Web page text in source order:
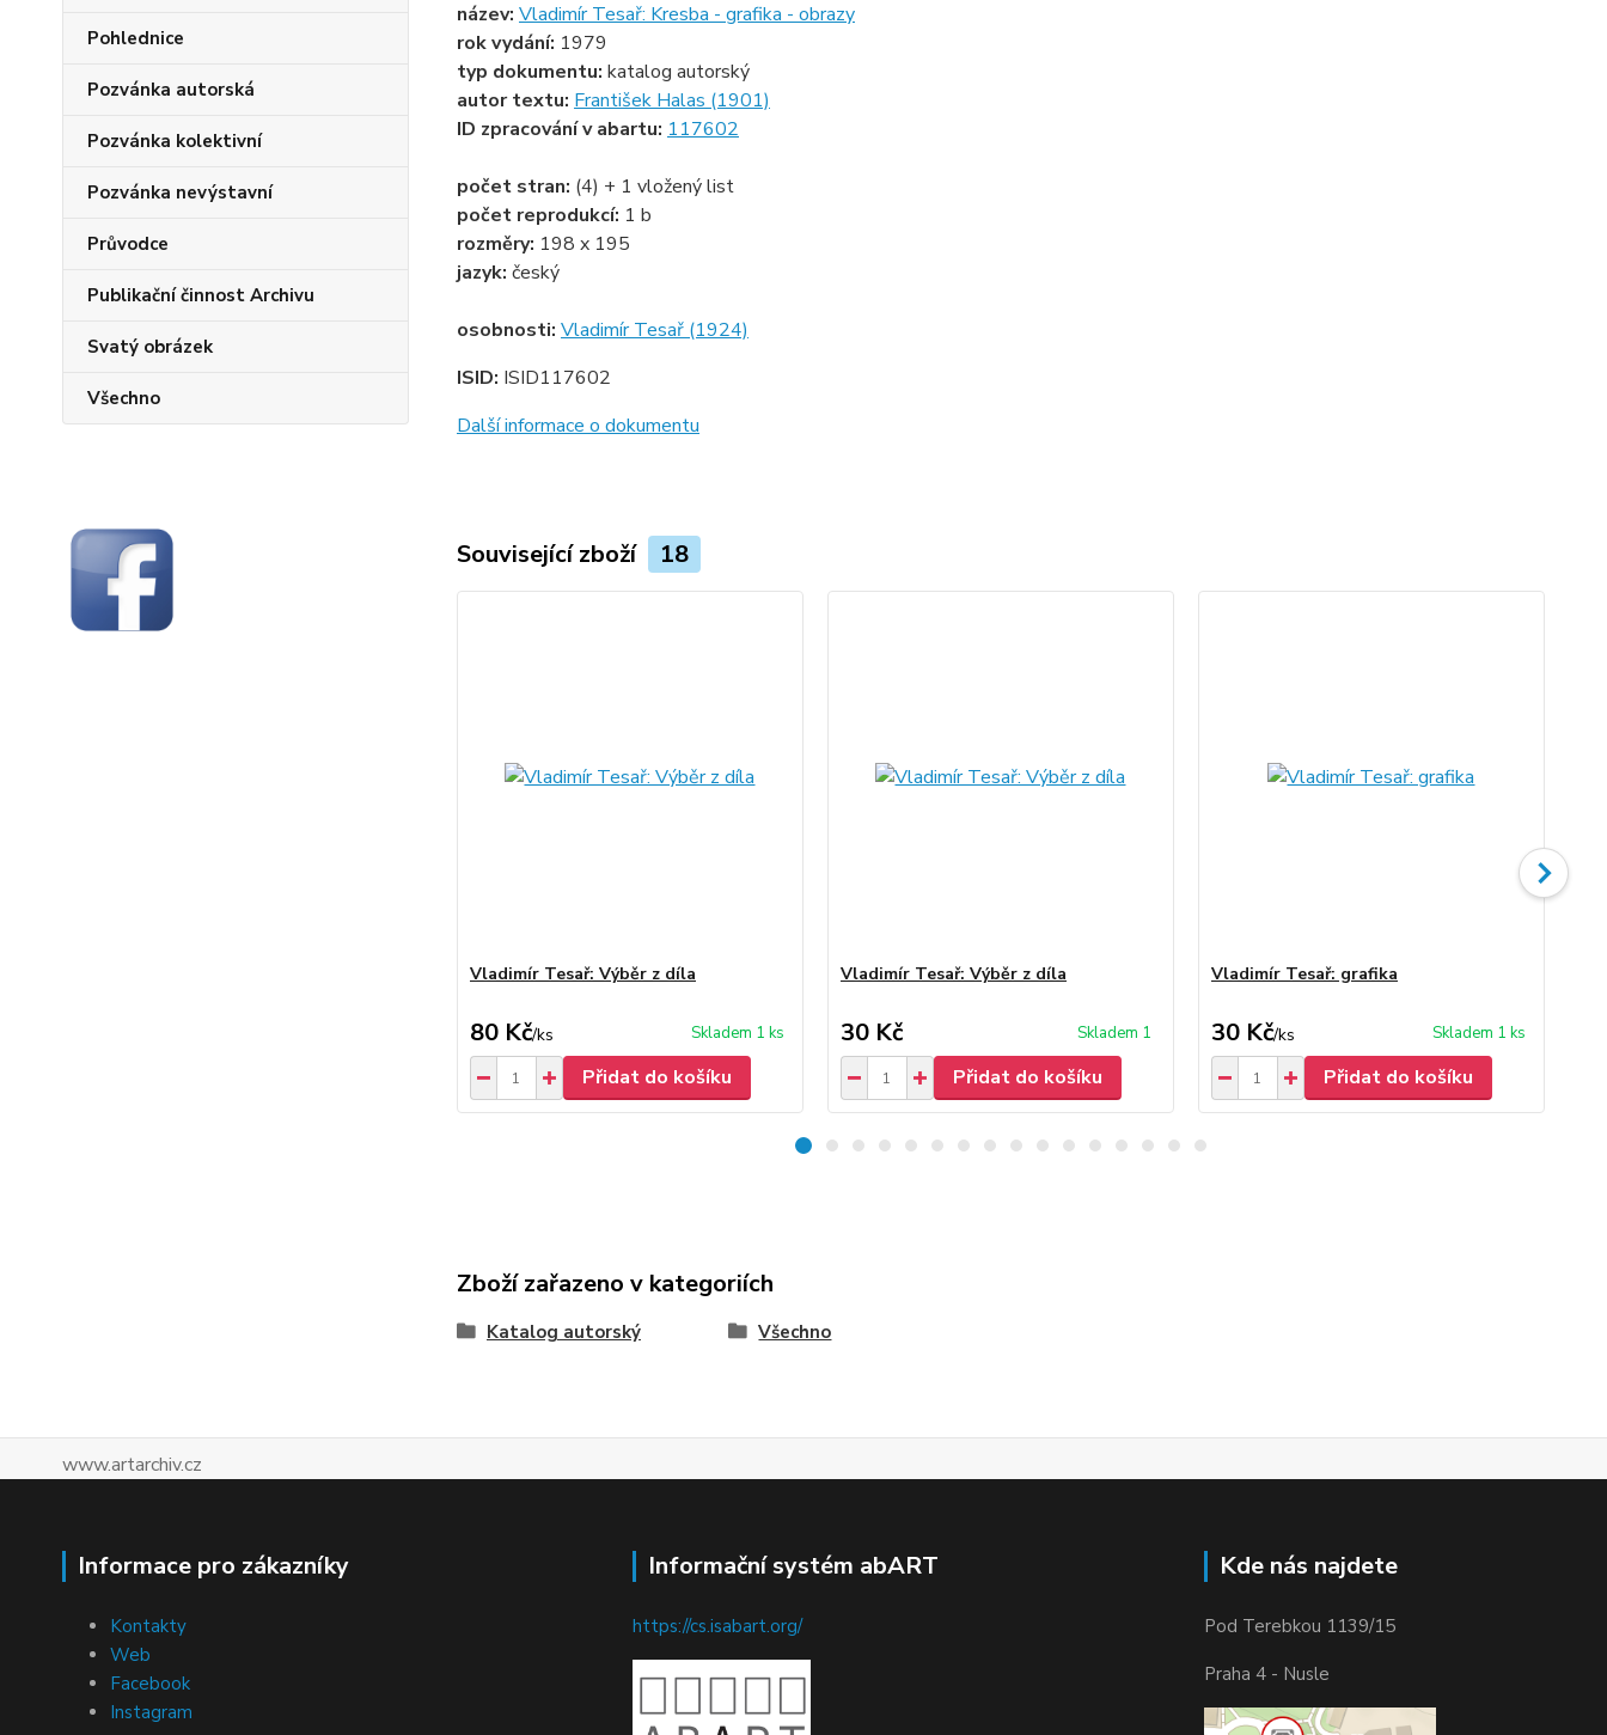
Pohlednice
Pozvánka autorská
Pozvánka kolektivní
Pozvánka nevýstavní
Průvodce
Publikační činnost Archivu
Svatý obrázek
Všechno
název: Vladimír Tesař: Kresba - grafika - obrazy
rok vydání: 1979
typ dokumentu: katalog autorský
autor textu: František Halas (1901)
ID zpracování v abartu: 117602
počet stran: (4) + 1 vložený list
počet reprodukcí: 1 b
rozměry: 198 x 195
jazyk: český
osobnosti: Vladimír Tesař (1924)
ISID: ISID117602
Další informace o dokumentu
Související zboží 18
Vladimír Tesař: Výběr z díla
80 Kč/ks Skladem 1 ks
Přidat do košíku
Vladimír Tesař: Výběr z díla
30 Kč Skladem 1
Přidat do košíku
Vladimír Tesař: grafika
30 Kč/ks Skladem 1 ks
Přidat do košíku
Zboží zařazeno v kategoriích
Katalog autorský Všechno
www.artarchiv.cz
Informace pro zákazníky
Kontakty
Web
Facebook
Instagram
Informační systém abART
https://cs.isabart.org/
Kde nás najdete
Pod Terebkou 1139/15
Praha 4 - Nusle